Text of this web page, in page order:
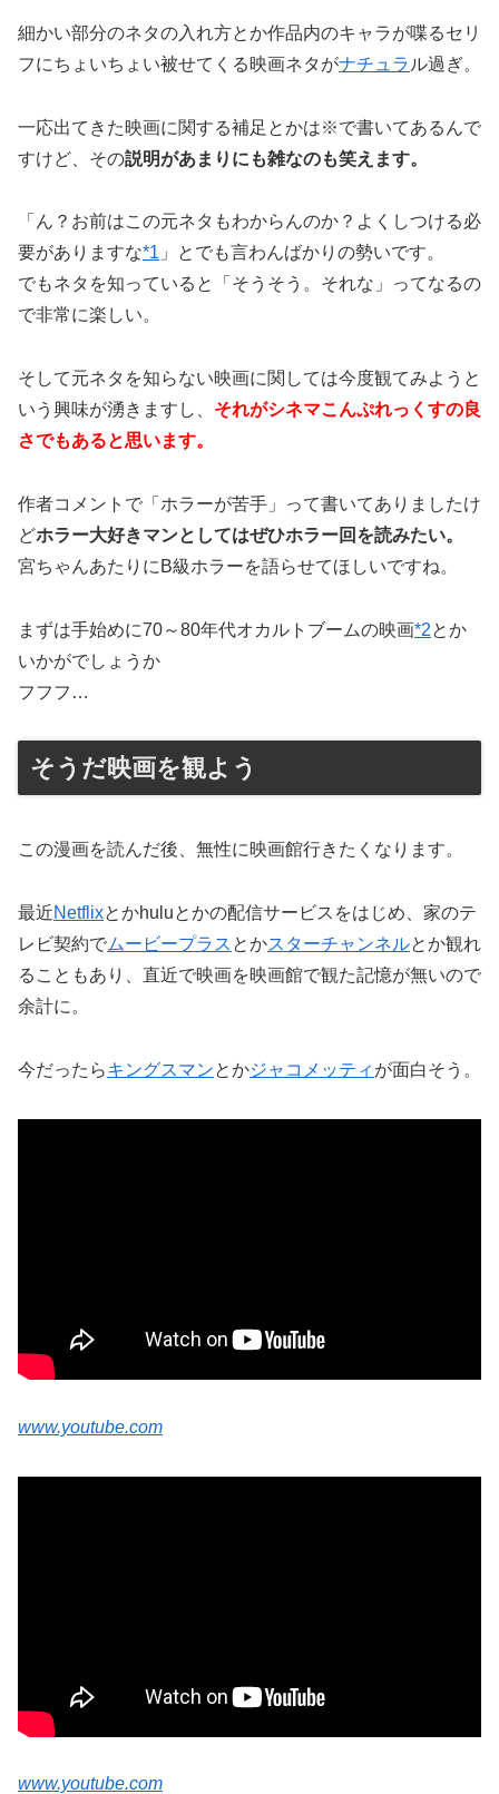
細かい部分のネタの入れ方とか作品内のキャラが喋るセリ
フにちょいちょい被せてくる映画ネタがナチュラ ル過ぎ。
一応出てきた映画に関する補足とかは※で書いてあるんで
すけど、その説明があまりにも雑なのも笑えます。
「ん？お前はこの元ネタもわからんのか？よくしつける必
要がありますな*1 」とでも言わんばかりの勢いです。
でもネタを知っていると「そうそう。それな」ってなるの
で非常に楽しい。
そして元ネタを知らない映画に関しては今度観てみようと
いう興味が湧きますし、 それがシネマこんぷれっくすの良
さでもあると思います。
作者コメントで「ホラーが苦手」って書いてありましたけ
どホラー大好きマンとしてはぜひホラー回を読みたい。
宮ちゃんあたりにB級ホラーを語らせてほしいですね。
まずは手始めに70～80年代オカルトブームの映画*2とか
いかがでしょうか
フフフ…
そうだ映画を観よう
この漫画を読んだ後、無性に映画館行きたくなります。
最近Netflixとかhuluとかの配信サービスをはじめ、家のテ
レビ契約でムービープラス とかスターチャンネルとか観れ
ることもあり、直近で映画を映画館で観た記憶が無いので
余計に。
今だったらキングスマンとかジャコメッティ が面白そう。
www.youtube.com
www.youtube.com